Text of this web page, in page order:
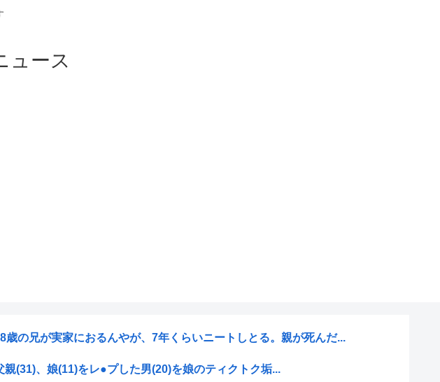
ュース
歳の兄が実家におるんやが、7年くらいニートしとる。親が死んだ...
親(31)、娘(11)をレ●プした男(20)を娘のティクトク垢...